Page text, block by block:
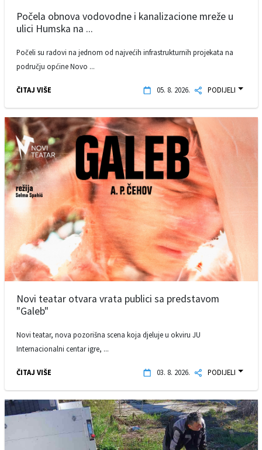
Počela obnova vodovodne i kanalizacione mreže u
ulici Humska na ...
Počeli su radovi na jednom od najvećih infrastrukturnih projekata na
području općine Novo ...
ČITAJ VIŠE 05. 8. 2026. PODIJELI
Novi teatar otvara vrata publici sa predstavom
"Galeb"
Novi teatar, nova pozorišna scena koja djeluje u okviru JU
Internacionalni centar igre, ...
ČITAJ VIŠE 03. 8. 2026. PODIJELI